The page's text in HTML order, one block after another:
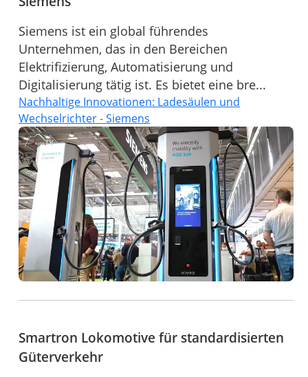
Siemens ist ein global führendes
Unternehmen, das in den Bereichen
Elektrifizierung, Automatisierung und
Digitalisierung tätig ist. Es bietet eine bre...
Nachhaltige Innovationen: Ladesäulen und
Wechselrichter - Siemens
Smartron Lokomotive für standardisierten
Güterverkehr